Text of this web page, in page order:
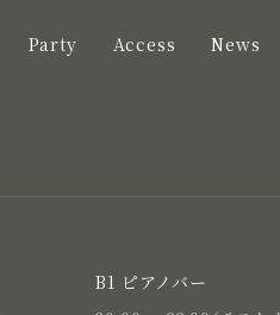
Party Access News
B1 ピアノバー